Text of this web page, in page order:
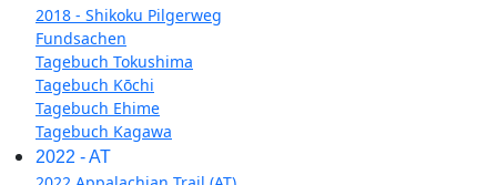
2018 - Shikoku Pilgerweg
Fundsachen
Tagebuch Tokushima
Tagebuch Kōchi
Tagebuch Ehime
Tagebuch Kagawa
2022 - AT